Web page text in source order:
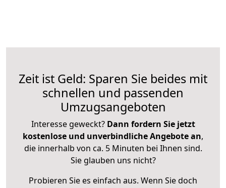
Zeit ist Geld: Sparen Sie beides mit
schnellen und passenden
Umzugsangeboten
Interesse geweckt? Dann fordern Sie jetzt
kostenlose und unverbindliche Angebote an,
die innerhalb von ca. 5 Minuten bei Ihnen sind.
Sie glauben uns nicht?
Probieren Sie es einfach aus. Wenn Sie doch